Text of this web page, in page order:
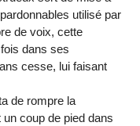
utilisé par
de voix, cette
dans ses
cesse, lui faisant
de rompre la
coup de pied dans